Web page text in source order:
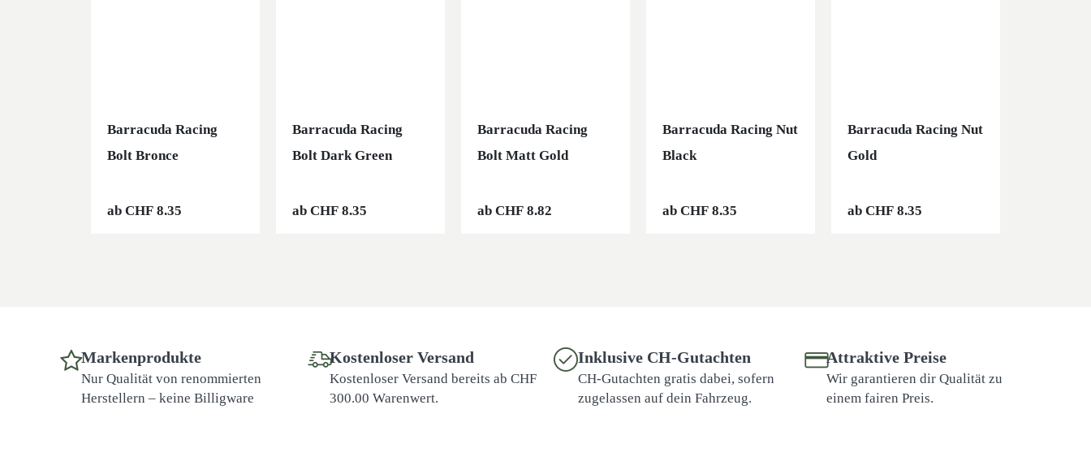
Barracuda Racing
Bolt Bronce
ab CHF 8.35
Barracuda Racing
Bolt Dark Green
ab CHF 8.35
Barracuda Racing
Bolt Matt Gold
ab CHF 8.82
Barracuda Racing Nut
Black
ab CHF 8.35
Barracuda Racing Nut
Gold
ab CHF 8.35
Markenprodukte
Nur Qualität von renommierten
Herstellern – keine Billigware
Kostenloser Versand
Kostenloser Versand bereits ab CHF
300.00 Warenwert.
Inklusive CH-Gutachten
CH-Gutachten gratis dabei, sofern
zugelassen auf dein Fahrzeug.
Attraktive Preise
Wir garantieren dir Qualität zu
einem fairen Preis.